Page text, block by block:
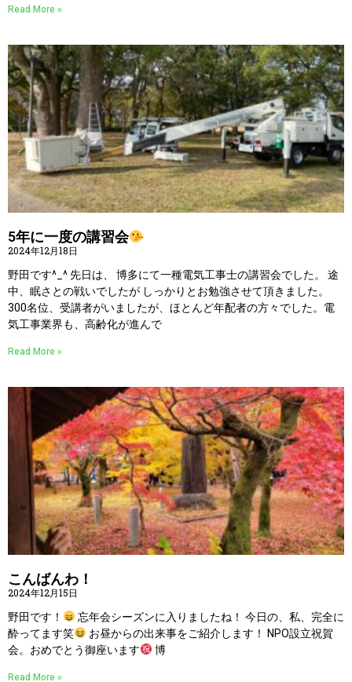
Read More »
5年に一度の講習会
2024年12月18日
野田です^_^ 先日は、 博多にて一種電気工事士の講習会でした。 途
中、眠さとの戦いでしたが しっかりとお勉強させて頂きました。
300名位、受講者がいましたが、ほとんど年配者の方々でした。電
気工事業界も、高齢化が進んで
Read More »
こんばんわ！
2024年12月15日
野田です！
忘年会シーズンに入りましたね！ 今日の、私、完全に
酔ってます笑
お昼からの出来事をご紹介します！ NPO設立祝賀
会。おめでとう御座います
博
Read More »